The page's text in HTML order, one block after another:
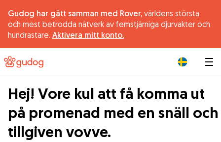
Gudog har gått samman med Rover, världens största
och mest betrodda nätverk av femstjärniga djurvakter och
hundrastare. Aktivera mitt konto.
Hej! Vore kul att få komma ut
på promenad med en snäll och
tillgiven vovve.